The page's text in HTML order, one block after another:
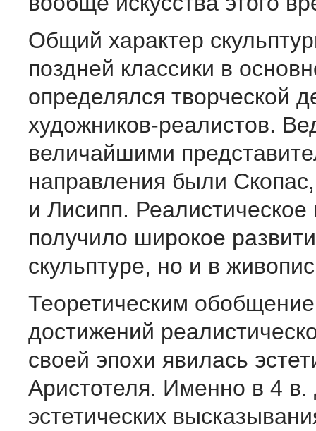
Общий характер
поздней классики в
определялся творческой
художников-реалистов.
величайшими
направления были
и Лисипп.
получило широкое
скульптуре, но и в
Теоретическим
достижений
своей эпохи явилась
Аристотеля. Именно в 4 в.
эстетических